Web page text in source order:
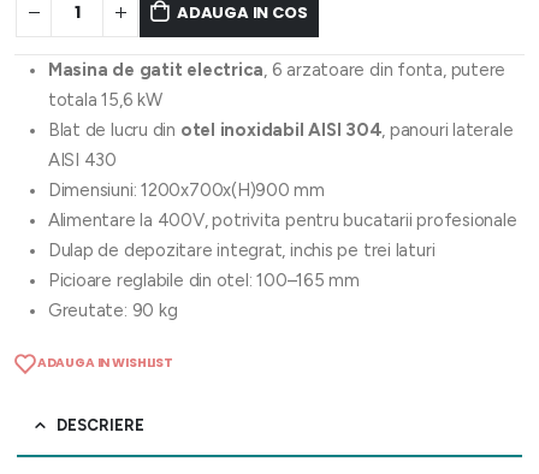
ADAUGA IN COS
Masina de gatit electrica, 6 arzatoare din fonta, putere
totala 15,6 kW
Blat de lucru din otel inoxidabil AISI 304, panouri laterale
AISI 430
Dimensiuni: 1200x700x(H)900 mm
Alimentare la 400V, potrivita pentru bucatarii profesionale
Dulap de depozitare integrat, inchis pe trei laturi
Picioare reglabile din otel: 100–165 mm
Greutate: 90 kg
ADAUGA IN WISHLIST
DESCRIERE